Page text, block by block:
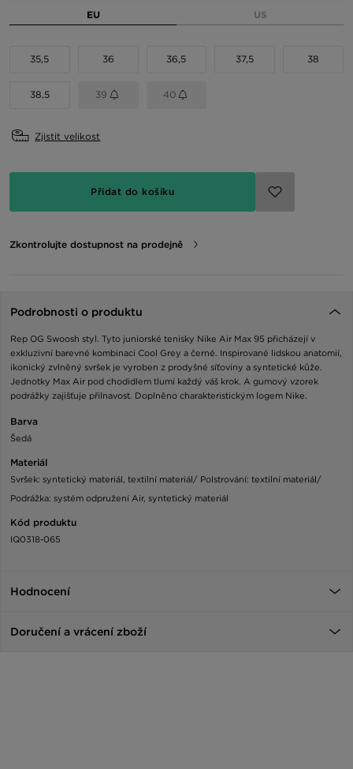
EU US
35,5 36 36,5 37,5 38
38,5 39 40
Zjistit velikost
Přidat do košíku
Zkontrolujte dostupnost na prodejně
Podrobnosti o produktu
Rep OG Swoosh styl. Tyto juniorské tenisky Nike Air Max 95 přicházejí v
exkluzivní barevné kombinaci Cool Grey a černé. Inspirované lidskou anatomií,
ikonický zvlněný svršek je vyroben z prodyšné síťoviny a syntetické kůže.
Jednotky Max Air pod chodidlem tlumí každý váš krok. A gumový vzorek
podrážky zajišťuje přilnavost. Doplněno charakteristickým logem Nike.
Barva
Šedá
Materiál
Svršek: syntetický materiál, textilní materiál/ Polstrování: textilní materiál/
Podrážka: systém odpružení Air, syntetický materiál
Kód produktu
IQ0318-065
Hodnocení
Doručení a vrácení zboží